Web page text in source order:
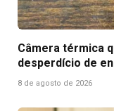
Câmera térmica
desperdício de
8 de agosto de 2026